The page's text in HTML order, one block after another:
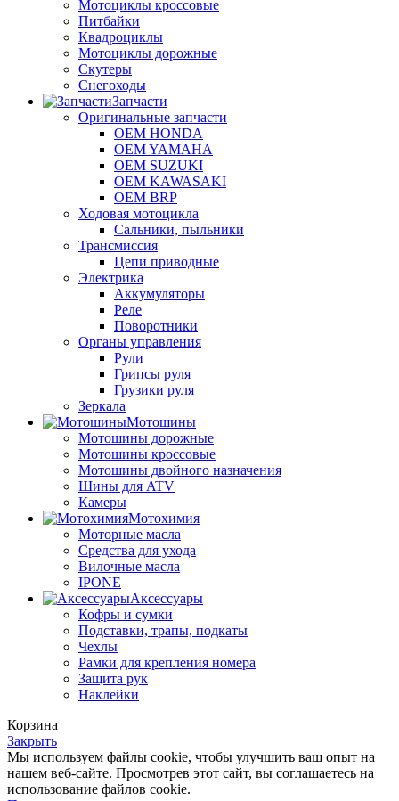
Мотоциклы кроссовые
Питбайки
Квадроциклы
Мотоциклы дорожные
Скутеры
Снегоходы
Запчасти
Оригинальные запчасти
OEM HONDA
OEM YAMAHA
OEM SUZUKI
OEM KAWASAKI
OEM BRP
Ходовая мотоцикла
Сальники, пыльники
Трансмиссия
Цепи приводные
Электрика
Аккумуляторы
Реле
Поворотники
Органы управления
Рули
Грипсы руля
Грузики руля
Зеркала
Мотошины
Мотошины дорожные
Мотошины кроссовые
Мотошины двойного назначения
Шины для ATV
Камеры
Мотохимия
Моторные масла
Средства для ухода
Вилочные масла
IPONE
Аксессуары
Кофры и сумки
Подставки, трапы, подкаты
Чехлы
Рамки для крепления номера
Защита рук
Наклейки
Корзина
Закрыть
Мы используем файлы cookie, чтобы улучшить ваш опыт на
нашем веб-сайте. Просмотрев этот сайт, вы соглашаетесь на
использование файлов cookie.